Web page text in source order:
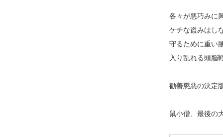
各々が悪巧みに
ケチな盗みはし
守るために重い
入り乱れる頭脳
勧善懲悪の決定
鼠小僧、最後の